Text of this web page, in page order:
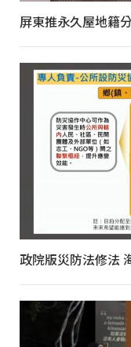
屏東推永久屋地籍
政院版災防法修法